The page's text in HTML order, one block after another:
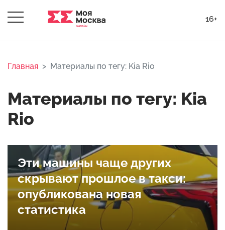
16+
Главная Материалы по тегу: Kia Rio
Материалы по тегу: Kia
Rio
Эти машины чаще других
скрывают прошлое в такси:
опубликована новая
статистика